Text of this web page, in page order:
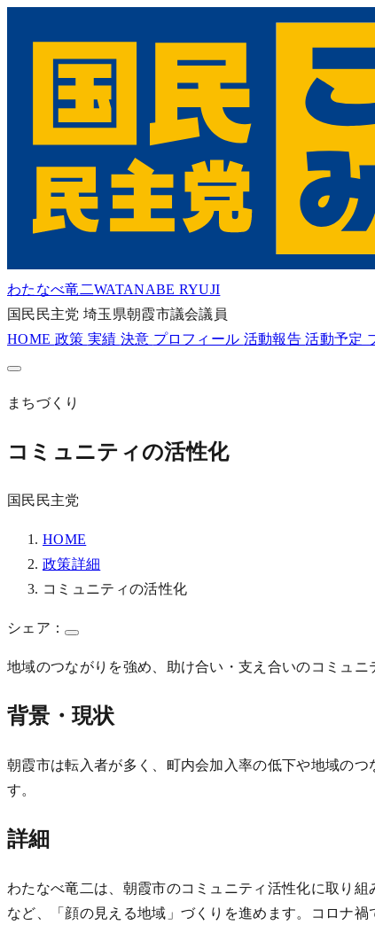
わたなべ竜二WATANABE RYUJI
国民民主党 埼玉県朝霞市議会議員
HOME 政策 実績 決意 プロフィール 活動報告活動予定
まちづくり
コミュニティの活性化
国民民主党
HOME
政策詳細
コミュニティの活性化
シェア：
地域のつながりを強め、助け合い・支え合いのコミュニ
背景・現状
朝霞市は転入者が多く、町内会加入率の低下や地域の
す。
詳細
わたなべ竜二は、朝霞市のコミュニティ活性化に取り
など、「顔の見える地域」づくりを進めます。コロナ